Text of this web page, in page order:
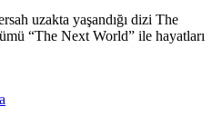
uzakta yaşandığı dizi The
“The Next World” ile hayatları